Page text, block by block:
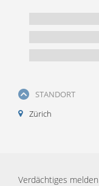
STANDORT
Zürich
Verdächtiges melden